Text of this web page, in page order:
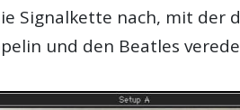
Signalkette nach, mit der
und den Beatles